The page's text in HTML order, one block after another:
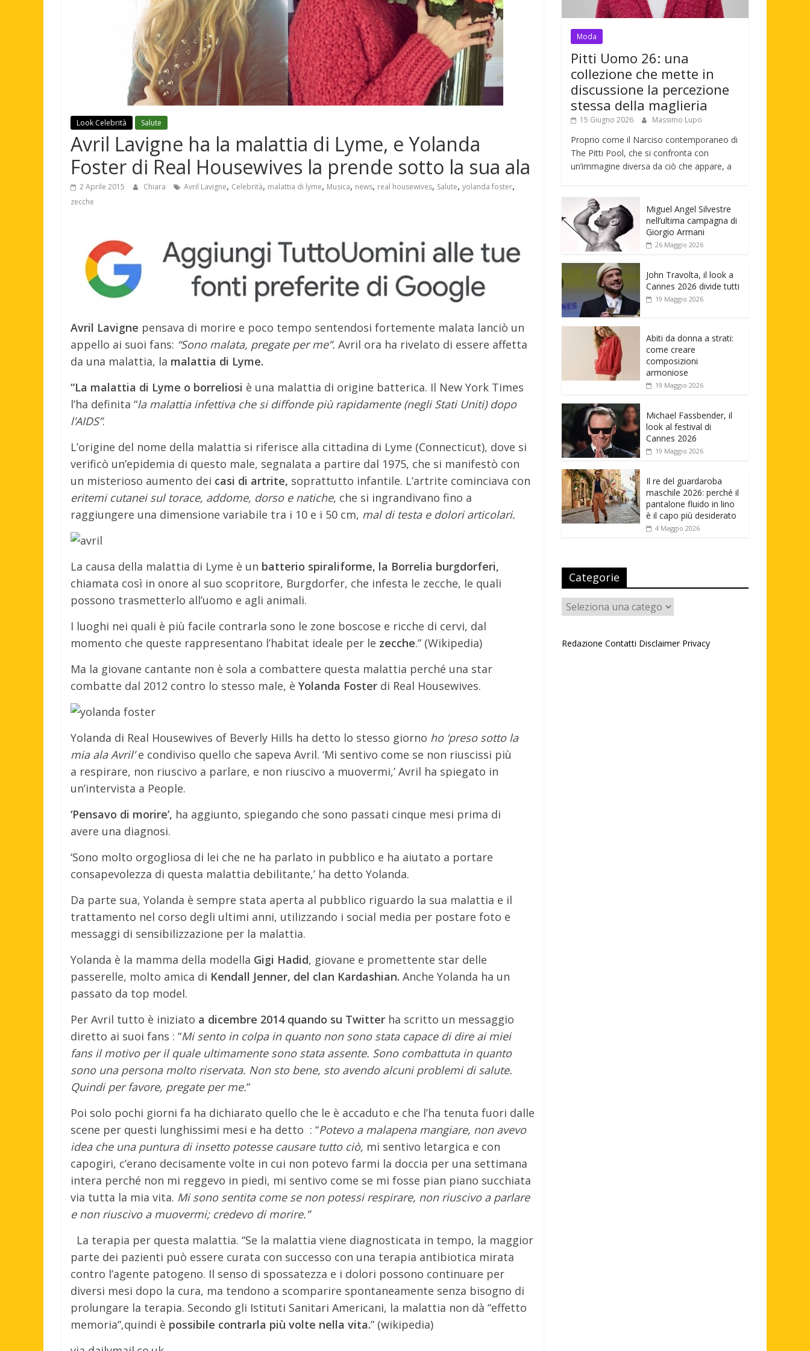
Look Celebrità Salute
Avril Lavigne ha la malattia di Lyme, e Yolanda
Foster di Real Housewives la prende sotto la sua ala
2 Aprile 2015 Chiara Avril Lavigne, Celebrità, malattia di lyme, Musica, news, real housewives, Salute, yolanda foster,
zecche
Avril Lavigne pensava di morire e poco tempo sentendosi fortemente malata lanciò un
appello ai suoi fans: “Sono malata, pregate per me”. Avril ora ha rivelato di essere affetta
da una malattia, la malattia di Lyme.
“La malattia di Lyme o borreliosi è una malattia di origine batterica. Il New York Times
l’ha definita “la malattia infettiva che si diffonde più rapidamente (negli Stati Uniti) dopo
l’AIDS”.
L’origine del nome della malattia si riferisce alla cittadina di Lyme (Connecticut), dove si
verificò un’epidemia di questo male, segnalata a partire dal 1975, che si manifestò con
un misterioso aumento dei casi di artrite, soprattutto infantile. L’artrite cominciava con
eritemi cutanei sul torace, addome, dorso e natiche, che si ingrandivano fino a
raggiungere una dimensione variabile tra i 10 e i 50 cm, mal di testa e dolori articolari.
La causa della malattia di Lyme è un batterio spiraliforme, la Borrelia burgdorferi,
chiamata così in onore al suo scopritore, Burgdorfer, che infesta le zecche, le quali
possono trasmetterlo all’uomo e agli animali.
I luoghi nei quali è più facile contrarla sono le zone boscose e ricche di cervi, dal
momento che queste rappresentano l’habitat ideale per le zecche.” (Wikipedia)
Ma la giovane cantante non è sola a combattere questa malattia perché una star
combatte dal 2012 contro lo stesso male, è Yolanda Foster di Real Housewives.
Yolanda di Real Housewives of Beverly Hills ha detto lo stesso giorno ho ‘preso sotto la
mia ala Avril’e condiviso quello che sapeva Avril. ‘Mi sentivo come se non riuscissi più
a respirare, non riuscivo a parlare, e non riuscivo a muovermi,’ Avril ha spiegato in
un’intervista a People.
‘Pensavo di morire’, ha aggiunto, spiegando che sono passati cinque mesi prima di
avere una diagnosi.
‘Sono molto orgogliosa di lei che ne ha parlato in pubblico e ha aiutato a portare
consapevolezza di questa malattia debilitante,’ ha detto Yolanda.
Da parte sua, Yolanda è sempre stata aperta al pubblico riguardo la sua malattia e il
trattamento nel corso degli ultimi anni, utilizzando i social media per postare foto e
messaggi di sensibilizzazione per la malattia.
Yolanda è la mamma della modella Gigi Hadid, giovane e promettente star delle
passerelle, molto amica di Kendall Jenner, del clan Kardashian. Anche Yolanda ha un
passato da top model.
Per Avril tutto è iniziato a dicembre 2014 quando su Twitter ha scritto un messaggio
diretto ai suoi fans : “Mi sento in colpa in quanto non sono stata capace di dire ai miei
fans il motivo per il quale ultimamente sono stata assente. Sono combattuta in quanto
sono una persona molto riservata. Non sto bene, sto avendo alcuni problemi di salute.
Quindi per favore, pregate per me.“
Poi solo pochi giorni fa ha dichiarato quello che le è accaduto e che l’ha tenuta fuori dalle
scene per questi lunghissimi mesi e ha detto : “Potevo a malapena mangiare, non avevo
idea che una puntura di insetto potesse causare tutto ciò, mi sentivo letargica e con
capogiri, c’erano decisamente volte in cui non potevo farmi la doccia per una settimana
intera perché non mi reggevo in piedi, mi sentivo come se mi fosse pian piano succhiata
via tutta la mia vita. Mi sono sentita come se non potessi respirare, non riuscivo a parlare
e non riuscivo a muovermi; credevo di morire.”
La terapia per questa malattia. “Se la malattia viene diagnosticata in tempo, la maggior
parte dei pazienti può essere curata con successo con una terapia antibiotica mirata
contro l’agente patogeno. Il senso di spossatezza e i dolori possono continuare per
diversi mesi dopo la cura, ma tendono a scomparire spontaneamente senza bisogno di
prolungare la terapia. Secondo gli Istituti Sanitari Americani, la malattia non dà “effetto
memoria”,quindi è possibile contrarla più volte nella vita.” (wikipedia)
Moda
Pitti Uomo 26: una
collezione che mette in
discussione la percezione
stessa della maglieria
15 Giugno 2026 Massimo Lupo
Proprio come il Narciso contemporaneo di
The Pitti Pool, che si confronta con
un’immagine diversa da ciò che appare, a
Miguel Angel Silvestre
nell’ultima campagna di
Giorgio Armani
26 Maggio 2026
John Travolta, il look a
Cannes 2026 divide tutti
19 Maggio 2026
Abiti da donna a strati:
come creare
composizioni
armoniose
19 Maggio 2026
Michael Fassbender, il
look al festival di
Cannes 2026
19 Maggio 2026
Il re del guardaroba
maschile 2026: perché il
pantalone fluido in lino
è il capo più desiderato
4 Maggio 2026
Categorie
Categorie
Redazione Contatti Disclaimer Privacy